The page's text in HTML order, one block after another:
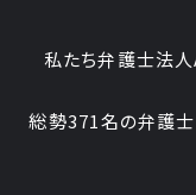
私たち弁護士法
総勢371名の弁護